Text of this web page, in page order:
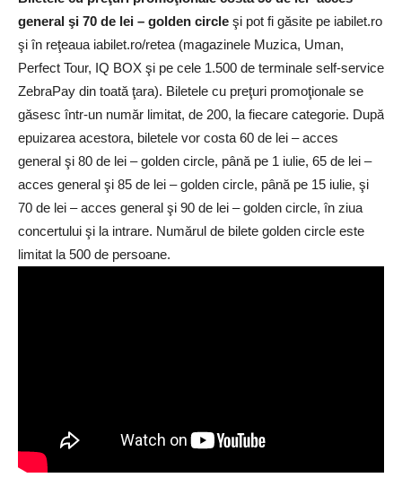
general şi 70 de lei – golden circle şi pot fi găsite pe iabilet.ro
şi în reţeaua iabilet.ro/retea (magazinele Muzica, Uman,
Perfect Tour, IQ BOX şi pe cele 1.500 de terminale self-service
ZebraPay din toată ţara). Biletele cu preţuri promoţionale se
găsesc într-un număr limitat, de 200, la fiecare categorie. După
epuizarea acestora, biletele vor costa 60 de lei – acces
general şi 80 de lei – golden circle, până pe 1 iulie, 65 de lei –
acces general şi 85 de lei – golden circle, până pe 15 iulie, şi
70 de lei – acces general şi 90 de lei – golden circle, în ziua
concertului şi la intrare. Numărul de bilete golden circle este
limitat la 500 de persoane.